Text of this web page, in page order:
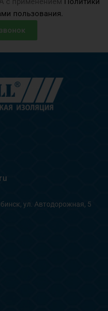
пользования.
ул. Автодорожная, 5